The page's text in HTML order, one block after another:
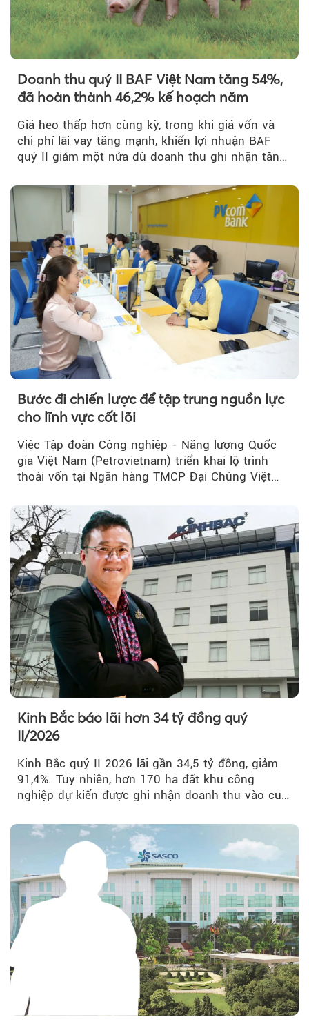
Doanh thu quý II BAF Việt Nam tăng 54%,
đã hoàn thành 46,2% kế hoạch năm
Giá heo thấp hơn cùng kỳ, trong khi giá vốn và
chi phí lãi vay tăng mạnh, khiến lợi nhuận BAF
quý II giảm một nửa dù doanh thu ghi nhận tăng
Bước đi chiến lược để tập trung nguồn lực
cho lĩnh vực cốt lõi
Việc Tập đoàn Công nghiệp - Năng lượng Quốc
gia Việt Nam (Petrovietnam) triển khai lộ trình
thoái vốn tại Ngân hàng TMCP Đại Chúng Việt
Kinh Bắc báo lãi hơn 34 tỷ đồng quý
II/2026
Kinh Bắc quý II 2026 lãi gần 34,5 tỷ đồng, giảm
91,4%. Tuy nhiên, hơn 170 ha đất khu công
nghiệp dự kiến được ghi nhận doanh thu vào cuối